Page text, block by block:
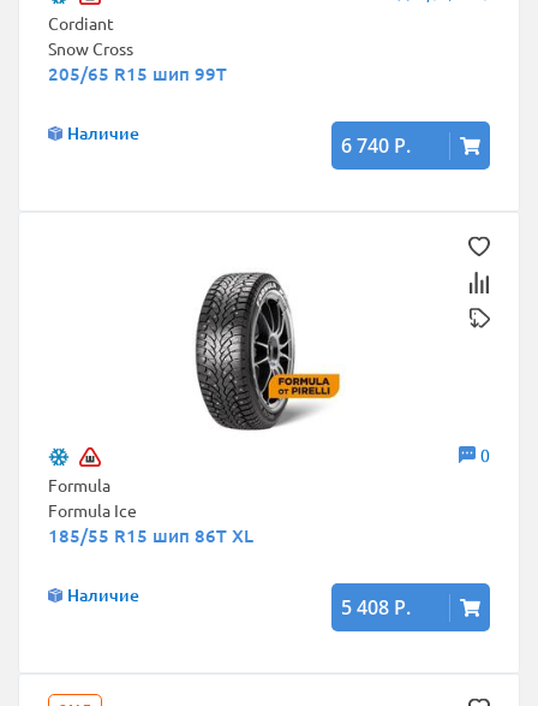
Cordiant
Snow Cross
205/65 R15 шип 99T
Наличие 6 740 Р.
0
Formula
Formula Ice
185/55 R15 шип 86T XL
Наличие 5 408 Р.